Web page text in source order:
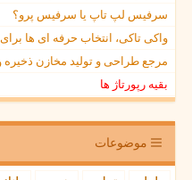
سرفیس لپ تاپ یا سرفیس پرو؟
واکی تاکی، انتخاب حرفه ای ها
مرجع طراحی و تولید مخازن
بقیه رپورتاژ ها
موضوعات